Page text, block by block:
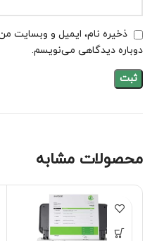
ذخیره نام، ایمیل و وبسایت
دوباره دیدگاهی می‌نویسم.
محصولات مشابه